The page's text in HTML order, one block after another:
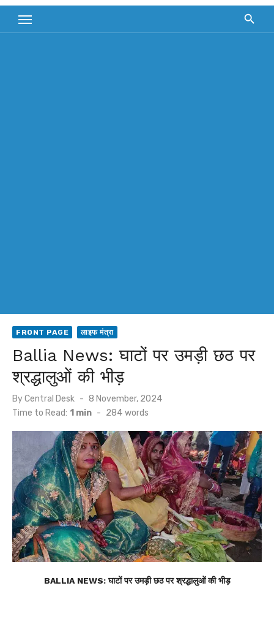
FRONT PAGE लाइफ मंत्रा
Ballia News: घाटों पर उमड़ी छठ पर
श्रद्धालुओं की भीड़
ByCentral Desk
Posted
on
8 November, 2024
Time to Read: 1 min - 284 words
BALLIA NEWS: घाटों पर उमड़ी छठ पर श्रद्धालुओं की भीड़